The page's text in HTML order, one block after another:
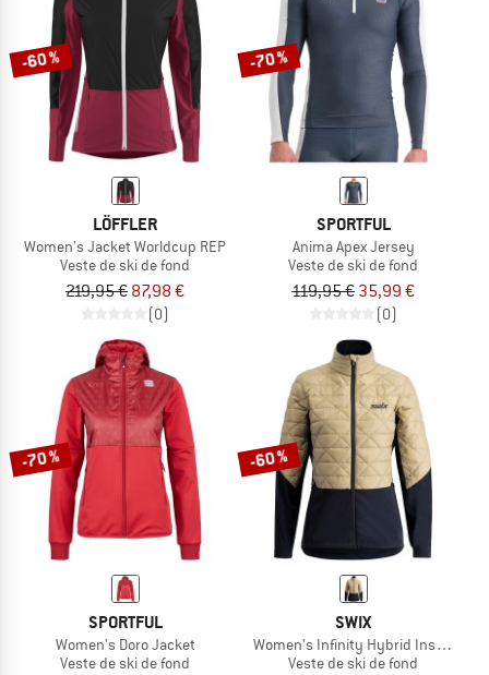
-60 %
LÖFFLER
Women's Jacket Worldcup REP
Veste de ski de fond
219,95 € 87,98 €
(0)
-70 %
SPORTFUL
Anima Apex Jersey
Veste de ski de fond
119,95 € 35,99 €
(0)
-70 %
SPORTFUL
Women's Doro Jacket
Veste de ski de fond
-60 %
SWIX
Women's Infinity Hybrid Insulated
Veste de ski de fond